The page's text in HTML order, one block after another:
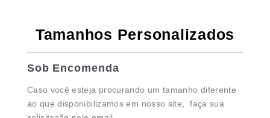
Tamanhos Personalizados
Sob Encomenda
Caso você esteja procurando um tamanho diferente
ao que disponibilizamos em nosso site, faça sua